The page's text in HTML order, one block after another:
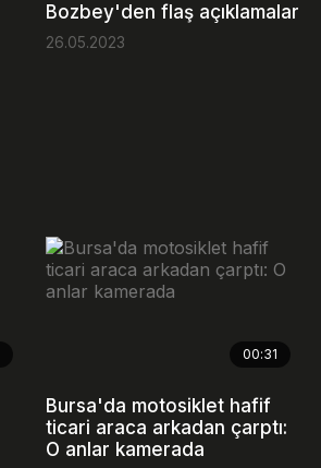
Bozbey'den flaş açıklamalar
26.05.2023
00:31
Bursa'da motosiklet hafif
ticari araca arkadan çarptı:
O anlar kamerada